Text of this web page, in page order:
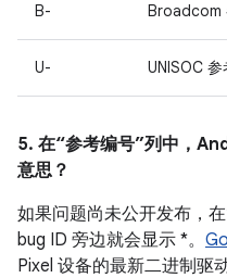
B- Broadcom
U- UNISOC
5. 在“参考编号”列中，
意思？
如果问题尚未公开发布，
bug ID 旁边就会显示 *。
Pixel 设备的最新二进制驱